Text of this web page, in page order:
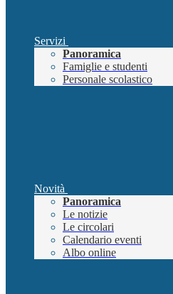
Servizi
Panoramica
Famiglie e studenti
Personale scolastico
Novità
Panoramica
Le notizie
Le circolari
Calendario eventi
Albo online